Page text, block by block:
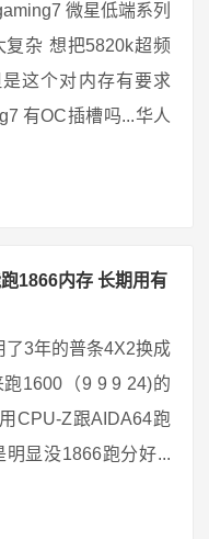
微星低端系列
杂 想把5820k超频
这个对内存有要求
有OC插槽吗...华人
1866内存 长期用有
了3年的普条4X2换成
1600（9 9 9 24)的
CPU-Z跟AIDA64跑
显没1866跑分好...